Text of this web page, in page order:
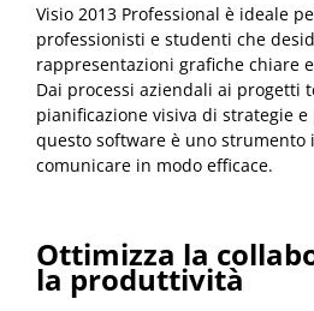
Visio 2013 Professional è ideale
professionisti e studenti che
rappresentazioni grafiche chiare
Dai processi aziendali ai progetti
pianificazione visiva di strategie
questo software è uno
comunicare in modo efficace.
Ottimizza la
la produttività